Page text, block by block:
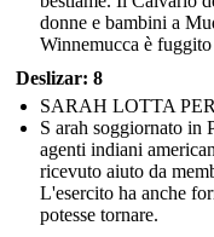
donne e bambini a
Winnemucca è
Deslizar: 8
SARAH LOTTA
S arah soggiornato in
agenti indiani
ricevuto aiuto da
L'esercito ha anche
potesse tornare.